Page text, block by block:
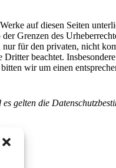
auf diesen Seiten
Grenzen des
für den privaten, nicht
beachtet.
wir um einen
gelten die